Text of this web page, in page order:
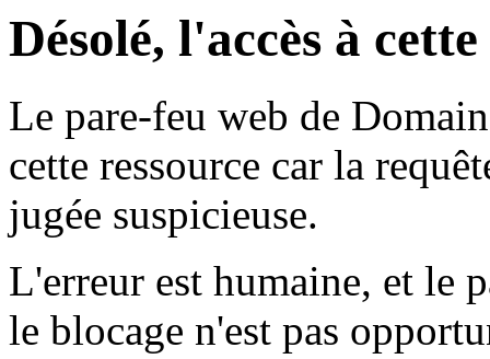
Désolé, l'accès à
Le pare-feu web de
cette ressource car la
jugée suspicieuse.
L'erreur est humaine, et le
le blocage n'est pas